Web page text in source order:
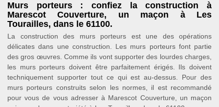
Murs porteurs : confiez la construction à
Marescot Couverture, un maçon à Les
Tourailles, dans le 61100.
La construction des murs porteurs est une des opérations
délicates dans une construction. Les murs porteurs font partie
des gros œuvres. Comme ils vont supporter des lourdes charges,
les murs porteurs doivent être parfaitement érigés. Ils doivent
techniquement supporter tout ce qui est au-dessus. Pour des
murs porteurs construits selon les normes, il est recommandé
pour vous de vous adresser à Marescot Couverture, un maçon